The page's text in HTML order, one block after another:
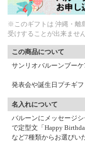
※このギフトは 沖縄・離
受けすることが出来ません
この商品について
サンリオバルーンブー
発表会や誕生日プチギ
名入れについて
バルーンにメッセージ
で定型文「Happy
など7種類からお選びい